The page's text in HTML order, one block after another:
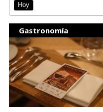
Hoy
Gastronomía